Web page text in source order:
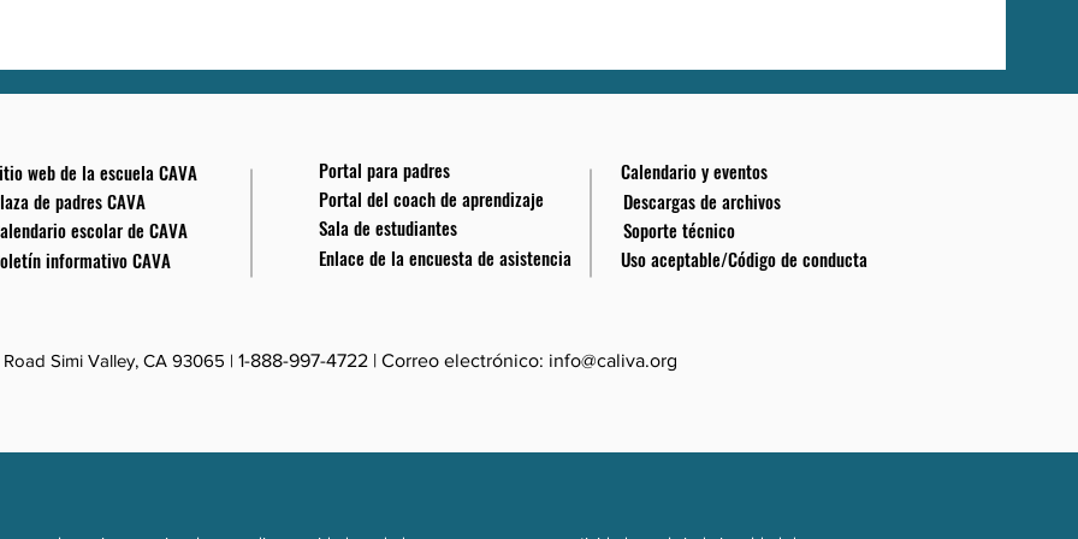
web de la escuela CAVA
de padres CAVA
escolar de CAVA
informativo CAVA
Portal para padres
Portal del coach de aprendizaje
Sala de estudiantes
Enlace de la encuesta de asistencia
Calendario y eventos
Descargas de archivos
Soporte técnico
Uso aceptable/Código de conducta
Simi Valley, CA 93065 | 1-888-997-4722 | Correo electrónico: info@caliva.org